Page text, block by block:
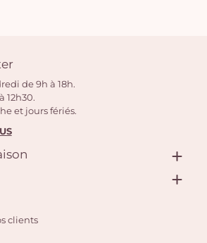
de 9h à 18h.
12h30.
et jours fériés.
clients